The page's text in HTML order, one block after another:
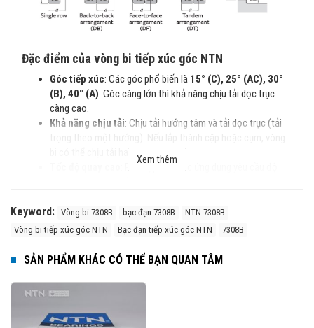
Đặc điểm của vòng bi tiếp xúc góc NTN
Góc tiếp xúc: Các góc phổ biến là 15° (C), 25° (AC), 30°
(B), 40° (A). Góc càng lớn thì khả năng chịu tải dọc trục
càng cao.
Khả năng chịu tải: Chịu tải hướng tâm và tải dọc trục (tải
bi có thể chịu tải hai hướng.
: Phù hợp cho các ứng dụng yêu cầu độ
Dạng bố trí: Có thể lắp đơn hoặc lắp thành bộ đôi (DB -
lưng đối lưng, DF - mặt đối mặt, DT - nối tiếp).
(Hybrid Bearings) giúp giảm ma sát, tăng tuổi thọ.
Các Loại vòng bi Tiếp Xúc Góc NTN
Vòng bi Tiếp Xúc Góc Một Dãy (Single Row Angular
Contact Ball Bearings)
Xem thêm
Keyword: Vòng bi 7308B bạc đạn 7308B
NTN 7308B
Vòng bi tiếp xúc góc NTN
Bạc đạn tiếp xúc góc NTN 7308B
SẢN PHẨM KHÁC CÓ THỂ BẠN QUAN TÂM